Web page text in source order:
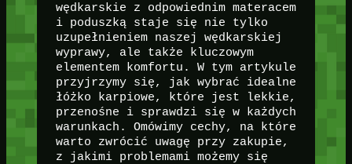
wędkarskie z odpowiednim materacem
i poduszką staje się nie tylko
uzupełnieniem naszej wędkarskiej
wyprawy, ale także kluczowym
elementem komfortu. W tym artykule
przyjrzymy się, jak wybrać idealne
łóżko karpiowe, które jest lekkie,
przenośne i sprawdzi się w każdych
warunkach. Omówimy cechy, na które
warto zwrócić uwagę przy zakupie,
z jakimi problemami możemy się